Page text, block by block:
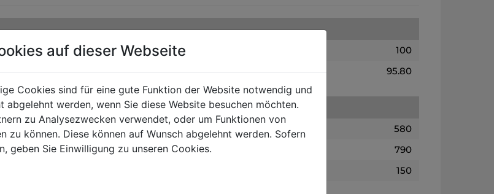
100
95.80
580
790
150
auf dieser Webseite
Cookies sind für eine gute Funktion der Website notwendig und
abgelehnt werden, wenn Sie diese Website besuchen möchten.
zu Analysezwecken verwendet, oder um Funktionen von
zu können. Diese können auf Wunsch abgelehnt werden. Sofern
geben Sie Einwilligung zu unseren Cookies.